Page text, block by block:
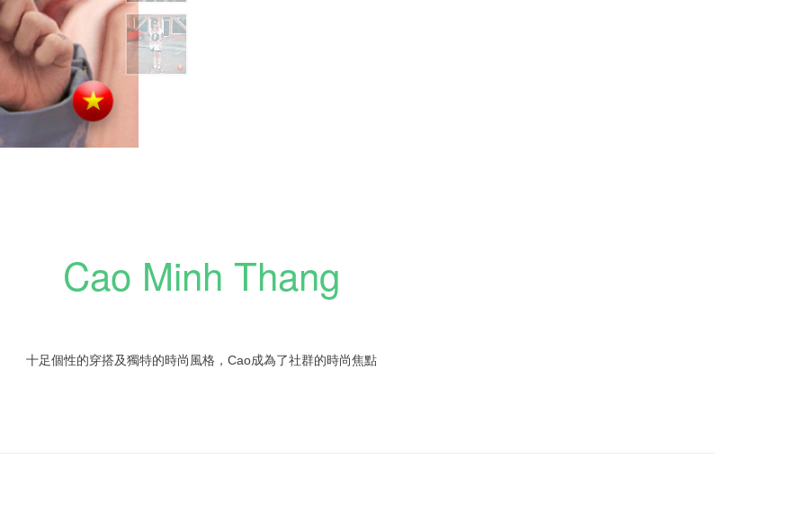
Cao Minh Thang
十足個性的穿搭及獨特的時尚風格，Cao成為了社群的時尚焦點